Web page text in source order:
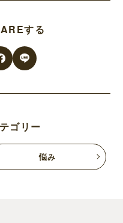
する
ゴリー
悩み